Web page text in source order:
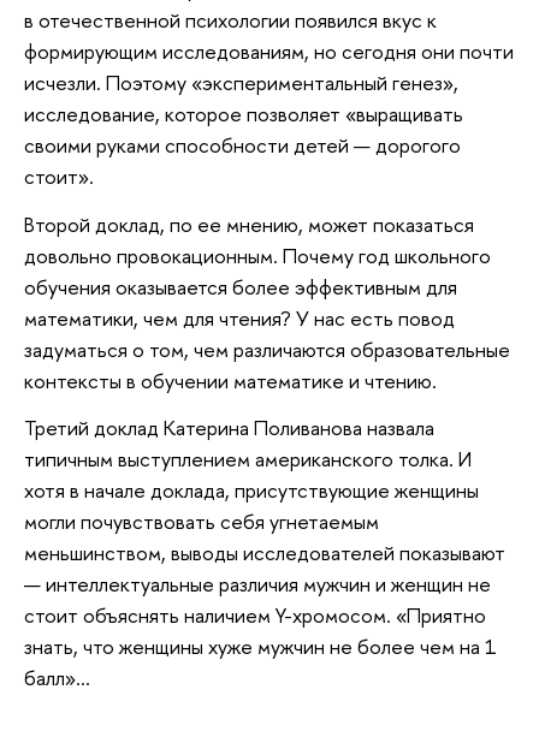
в отечественной психологии появился вкус к
формирующим исследованиям, но сегодня они почти
исчезли. Поэтому «экспериментальный генез»,
исследование, которое позволяет «выращивать
своими руками способности детей — дорогого
стоит».
Второй доклад, по ее мнению, может показаться
довольно провокационным. Почему год школьного
обучения оказывается более эффективным для
математики, чем для чтения? У нас есть повод
задуматься о том, чем различаются образовательные
контексты в обучении математике и чтению.
Третий доклад Катерина Поливанова назвала
типичным выступлением американского толка. И
хотя в начале доклада, присутствующие женщины
могли почувствовать себя угнетаемым
меньшинством, выводы исследователей показывают
— интеллектуальные различия мужчин и женщин не
стоит объяснять наличием Y-хромосом. «Приятно
знать, что женщины хуже мужчин не более чем на 1
балл»…